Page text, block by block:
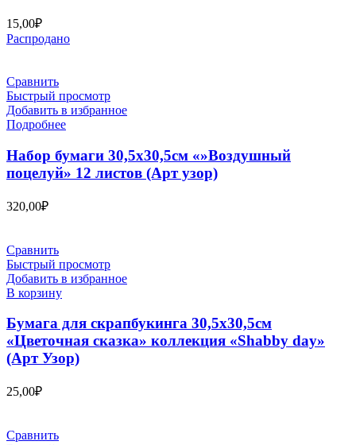
15,00₽
Распродано
Сравнить
Быстрый просмотр
Добавить в избранное
Подробнее
Набор бумаги 30,5х30,5см «»Воздушный
поцелуй» 12 листов (Арт узор)
320,00₽
Сравнить
Быстрый просмотр
Добавить в избранное
В корзину
Бумага для скрапбукинга 30,5х30,5см
«Цветочная сказка» коллекция «Shabby day»
(Арт Узор)
25,00₽
Сравнить